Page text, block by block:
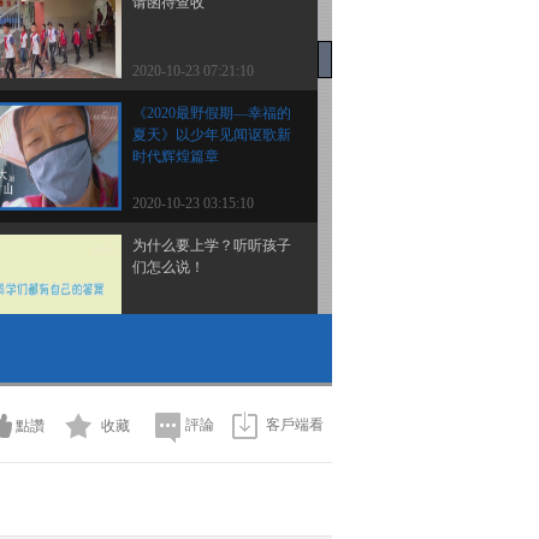
2020-10-23 07:21:10
《2020最野假期—幸福的
夏天》以少年见闻讴歌新
时代辉煌篇章
2020-10-23 03:15:10
为什么要上学？听听孩子
们怎么说！
2020-10-23 03:13:09
们青春洋溢的模样
點讚 收藏 評論 客戶端看